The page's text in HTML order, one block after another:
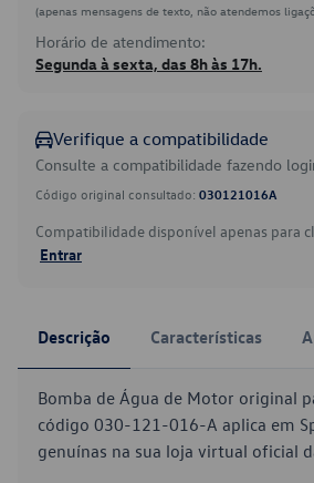
(apenas mensagens de texto, não atendemos
Horário de atendimento:
Segunda à sexta, das 8h às 17h.
Verifique a compatibilidade
Consulte a compatibilidade fazendo
Código original consultado: 030121016A
Compatibilidade disponível apenas para
Entrar
Descrição Características
Bomba de Água de Motor original
código 030-121-016-A aplica em
genuínas na sua loja virtual oficial